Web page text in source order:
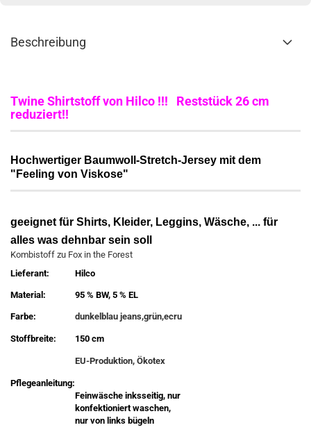
Beschreibung
Twine Shirtstoff von Hilco !!! Reststück 26 cm
reduziert!!
Hochwertiger Baumwoll-Stretch-Jersey mit dem
"Feeling von Viskose"
geeignet für Shirts, Kleider, Leggins, Wäsche, ... für
alles was dehnbar sein soll
Kombistoff zu Fox in the Forest
Lieferant:
Hilco
Material: 95 % BW, 5 % EL
Farbe: dunkelblau jeans,grün,ecru
Stoffbreite: 150 cm
EU-Produktion, Ökotex
Pflegeanleitung:
Feinwäsche inksseitig, nur
konfektioniert waschen,
nur von links bügeln